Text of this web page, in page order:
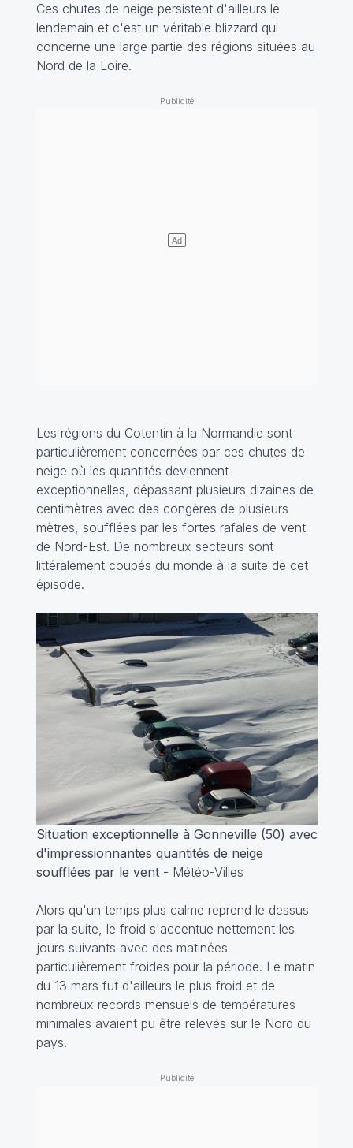
Ces chutes de neige persistent d'ailleurs le
lendemain et c'est un véritable blizzard qui
concerne une large partie des régions situées au
Nord de la Loire.
Les régions du Cotentin à la Normandie sont
particulièrement concernées par ces chutes de
neige où les quantités deviennent
exceptionnelles, dépassant plusieurs dizaines de
centimètres avec des congères de plusieurs
mètres, soufflées par les fortes rafales de vent
de Nord-Est. De nombreux secteurs sont
littéralement coupés du monde à la suite de cet
épisode.
Situation exceptionnelle à Gonneville (50) avec
d'impressionnantes quantités de neige
soufflées par le vent- Météo-Villes
Alors qu'un temps plus calme reprend le dessus
par la suite, le froid s'accentue nettement les
jours suivants avec des matinées
particulièrement froides pour la période. Le matin
du 13 mars fut d'ailleurs le plus froid et de
nombreux records mensuels de températures
minimales avaient pu être relevés sur le Nord du
pays.